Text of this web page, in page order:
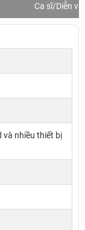
Ca sĩ/Diễn
và nhiều thiết bị